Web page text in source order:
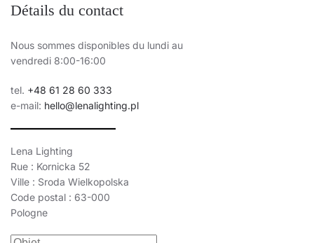
Détails du contact
Nous sommes disponibles du lundi au
vendredi 8:00-16:00
tel. +48 61 28 60 333
e-mail: hello@lenalighting.pl
Lena Lighting
Rue : Kornicka 52
Ville : Sroda Wielkopolska
Code postal : 63-000
Pologne